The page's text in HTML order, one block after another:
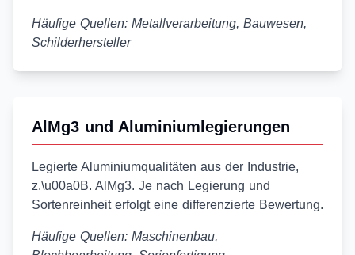
Häufige Quellen: Metallverarbeitung, Bauwesen,
Schilderhersteller
AlMg3 und Aluminiumlegierungen
Legierte Aluminiumqualitäten aus der Industrie,
z.\u00a0B. AlMg3. Je nach Legierung und
Sortenreinheit erfolgt eine differenzierte Bewertung.
Häufige Quellen: Maschinenbau,